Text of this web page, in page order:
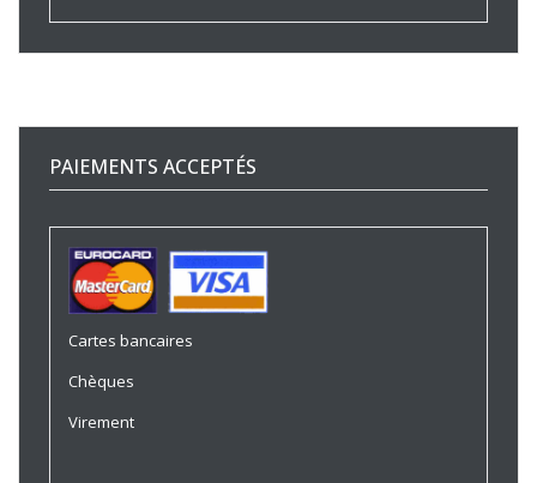
PAIEMENTS ACCEPTÉS
Cartes bancaires
Chèques
Virement